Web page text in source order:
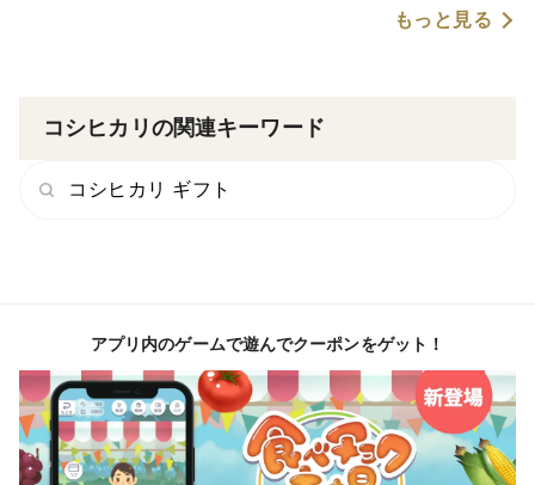
中央アルプスの山間部にある小さな村「小里」で栽培し
間部特有の寒暖差に恵まれ、安らぎを感じられる美味し
もっと見る
コシヒカリの関連キーワード
コシヒカリ ギフト
アプリ内のゲームで遊んでクーポンをゲット！